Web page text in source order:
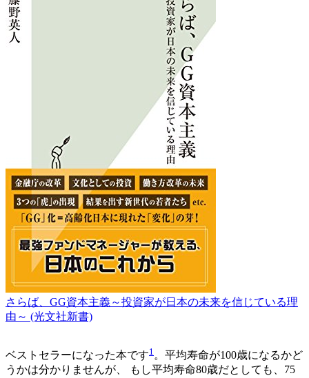
さらば、GG資本主義～投資家が日本の未来を信じている理
由～ (光文社新書)
ベストセラーになった本です1 。平均寿命が100歳になるかど
うかは分かりませんが、 もし平均寿命80歳だとしても、75